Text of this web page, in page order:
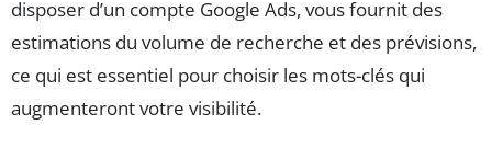
disposer d’un compte Google Ads, vous fournit des
estimations du volume de recherche et des prévisions,
ce qui est essentiel pour choisir les mots-clés qui
augmenteront votre visibilité.